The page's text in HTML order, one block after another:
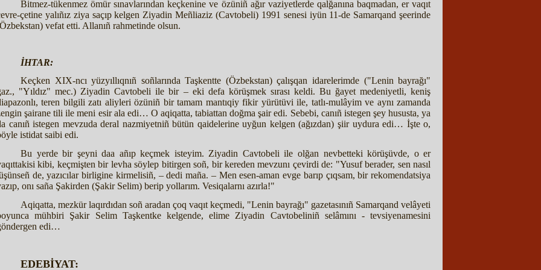
Bitmez-tükenmez ömür sınavlarından keçkenine ve özüniñ ağır vaziyetlerde qalğanına baqmadan, er vaqıt
çetine yalıñız ziya saçıp kelgen Ziyadin Meñliaziz (Cavtobeli) 1991 senesi iyün 11-de Samarqand şeerinde
vefat etti. Allanıñ rahmetinde olsun.
İHTAR:
Keçken XIX-ncı yüzyıllıqnıñ soñlarında Taşkentte (Özbekstan) çalışqan idarelerimde ("Lenin bayrağı"
"Yıldız" mec.) Ziyadin Cavtobeli ile bir – eki defa körüşmek sırası keldi. Bu ğayet medeniyetli, keniş
teren bilgili zatı aliyleri özüniñ bir tamam mantıqiy fikir yürütüvi ile, tatlı-mulâyim ve aynı zamanda
şairane tili ile meni esir ala edi… O aqiqatta, tabiattan doğma şair edi. Sebebi, canıñ istegen şey hususta, ya
canıñ istegen mevzuda deral nazmiyetniñ bütün qaidelerine uyğun kelgen (ağızdan) şiir uydura edi… İşte o,
istidat saibi edi.
Bu yerde bir şeyni daa añıp keçmek isteyim. Ziyadin Cavtobeli ile olğan nevbetteki körüşüvde, o er
kibi, keçmişten bir levha söylep bitirgen soñ, bir kereden mevzunı çevirdi de: "Yusuf berader, sen nasıl
de, yazıcılar birligine kirmelisiñ, – dedi maña. – Men esen-aman evge barıp çıqsam, bir rekomendatsiya
onı saña Şakirden (Şakir Selim) berip yollarım. Vesiqalarnı azırla!"
Aqiqatta, mezkür laqırdıdan soñ aradan çoq vaqıt keçmedi, "Lenin bayrağı" gazetasınıñ Samarqand velâyeti
mühbiri Şakir Selim Taşkentke kelgende, elime Ziyadin Cavtobeliniñ selâmını - tevsiyenamesini
edi…
EDEBİYAT: